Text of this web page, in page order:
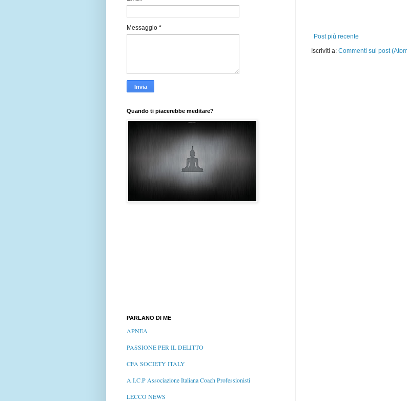
Post più recente
Iscriviti a: Commenti sul post
Messaggio *
Quando ti piacerebbe meditare?
PARLANO DI ME
APNEA
PASSIONE PER IL DELITTO
CFA SOCIETY ITALY
A.I.C.P Associazione Italiana Coach Professionisti
LECCO NEWS